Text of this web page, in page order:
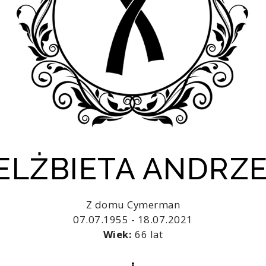
Z domu Cymerman
07.07.1955 - 18.07.2021
Wiek: 66 lat